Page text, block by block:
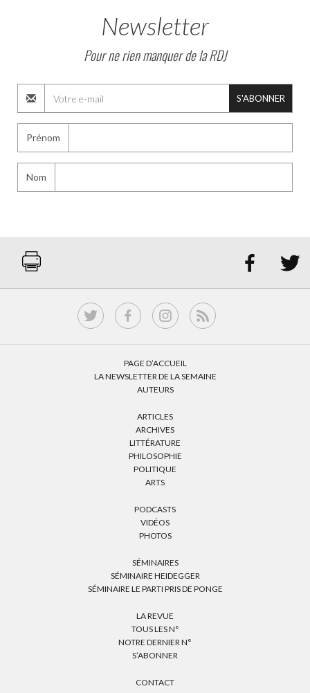
Newsletter
Pour ne rien manquer de la RDJ
S'ABONNER
Prénom
Nom
 
PAGE D’ACCUEIL
LA NEWSLETTER DE LA SEMAINE
AUTEURS
ARTICLES
ARCHIVES
LITTÉRATURE
PHILOSOPHIE
POLITIQUE
ARTS
PODCASTS
VIDÉOS
PHOTOS
SÉMINAIRES
SÉMINAIRE HEIDEGGER
SÉMINAIRE LE PARTI PRIS DE PONGE
LA REVUE
TOUS LES N°
NOTRE DERNIER N°
S’ABONNER
CONTACT